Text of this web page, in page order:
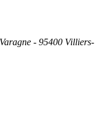
- 95400 Villiers-